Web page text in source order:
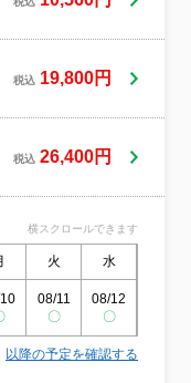
無料で再対応致
税込 19,800円
税込 26,400円
横スクロールできます
火 水
08/11
〇
08/12
〇
以降の予定を確認する